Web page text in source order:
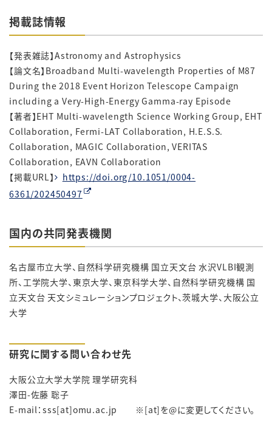
掲載誌情報
【発表雑誌】Astronomy and Astrophysics
【論文名】Broadband Multi-wavelength Properties of M87
During the 2018 Event Horizon Telescope Campaign
including a Very-High-Energy Gamma-ray Episode
【著者】EHT Multi-wavelength Science Working Group, EHT
Collaboration, Fermi-LAT Collaboration, H.E.S.S.
Collaboration, MAGIC Collaboration, VERITAS
Collaboration, EAVN Collaboration
【掲載URL】
https://doi.org/10.1051/0004-
6361/202450497
国内の共同発表機関
名古屋市立大学、自然科学研究機構 国立天文台 水沢VLBI観測
所、工学院大学、東京大学、東京科学大学、自然科学研究機構 国
立天文台 天文シミュレーションプロジェクト、茨城大学、大阪公立
大学
研究に関する問い合わせ先
大阪公立大学大学院 理学研究科
澤田-佐藤 聡子
E-mail ： sss[at]omu.ac.jp ※ [at]を@に変更してください。